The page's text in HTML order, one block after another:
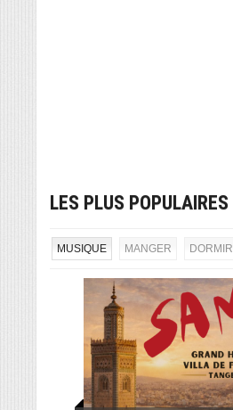
LES PLUS POPULAIRES
MUSIQUE MANGER DORMIR